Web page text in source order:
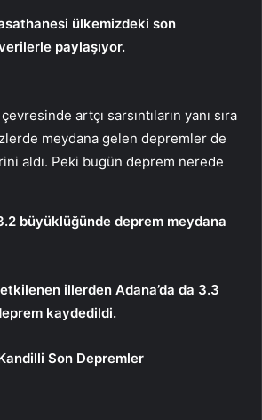
ülkemizdeki son
paylaşıyor.
artçı sarsıntıların yanı sıra
meydana gelen depremler de
aldı. Peki bugün deprem nerede
büyüklüğünde deprem meydana
illerden Adana’da da 3.3
kaydedildi.
Son Depremler